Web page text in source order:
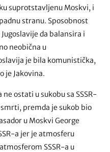
suprotstavljenu Moskvi, i
stranu. Sposobnost
da balansira i
neobična u
je bila komunistička,
je Jakovina.
ostati u sukobu sa SSSR-
premda je sukob bio
u Moskvi George
a jer je atmosferu
SSSR-a u